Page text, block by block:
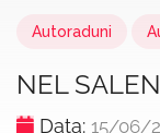
Autoraduni
NEL
Data: 15/06/